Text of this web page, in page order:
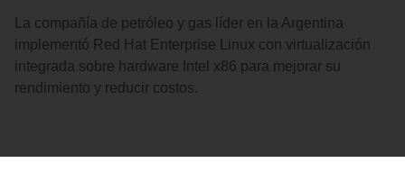
La compañía de petróleo y gas líder en la Argentina
implementó Red Hat Enterprise Linux con virtualización
integrada sobre hardware Intel x86 para mejorar su
rendimiento y reducir costos.